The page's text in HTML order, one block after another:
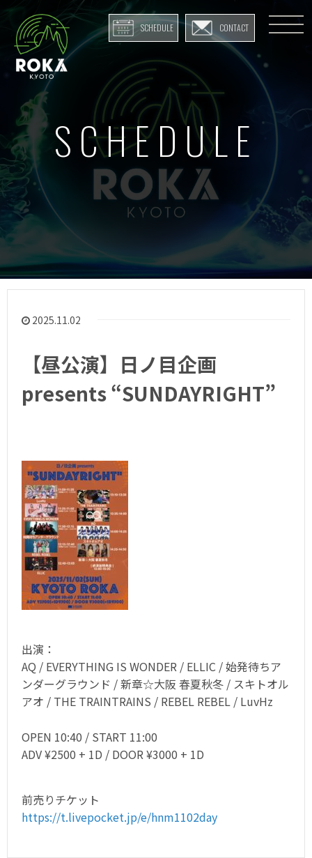
SCHEDULE CONTACT
SCHEDULE
2025.11.02
【昼公演】日ノ目企画
presents “SUNDAYRIGHT”
出演：
AQ / EVERYTHING IS WONDER / ELLIC / 始発待ちア
ンダーグラウンド / 新章☆大阪 春夏秋冬 / スキトオル
アオ / THE TRAINTRAINS / REBEL REBEL / LuvHz
OPEN 10:40 / START 11:00
ADV ¥2500 + 1D / DOOR ¥3000 + 1D
前売りチケット
https://t.livepocket.jp/e/hnm1102day